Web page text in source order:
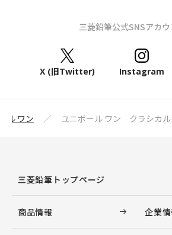
三菱鉛筆公式SNSアカウ
X (旧Twitter) Instagram
ル ワン ユニボール ワン クラシカ
三菱鉛筆トップページ
商品情報 企業